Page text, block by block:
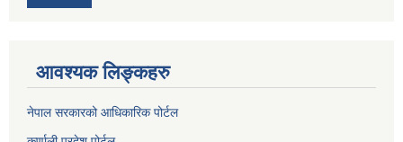
आवश्यक लिङ्कहरु
नेपाल सरकारको आधिकारिक पोर्टल